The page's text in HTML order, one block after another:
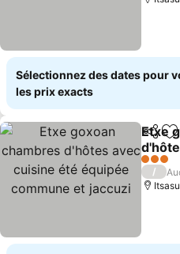
Sélectionnez des dates pour
les prix exacts
Etxe
3 Étoiles
/